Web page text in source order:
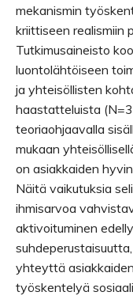
mekanismin
kriittiseen realismiin
Tutkimusaineisto
luontolähtöiseen
ja yhteisöllisten
haastatteluista
teoriaohjaavalla
mukaan
on asiakkaiden
Näitä vaikutuksia
ihmisarvoa
aktivoituminen
yhteyttä
työskentelyä